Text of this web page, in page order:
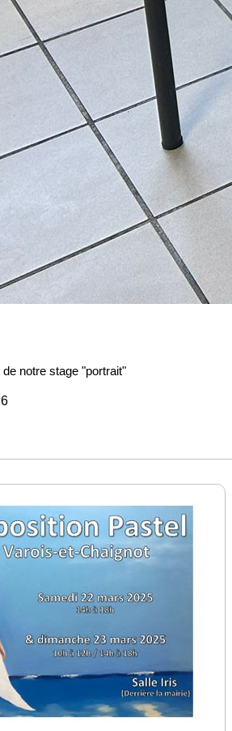
notre stage "portrait"